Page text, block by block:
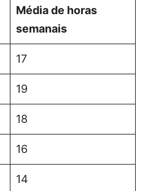
Média de horas
semanais
17
19
18
16
14